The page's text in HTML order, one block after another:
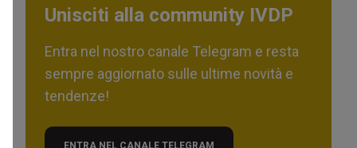
Unisciti alla community IVDP
Entra nel nostro canale Telegram e resta
sempre aggiornato sulle ultime novità e
tendenze!
ENTRA NEL CANALE TELEGRAM